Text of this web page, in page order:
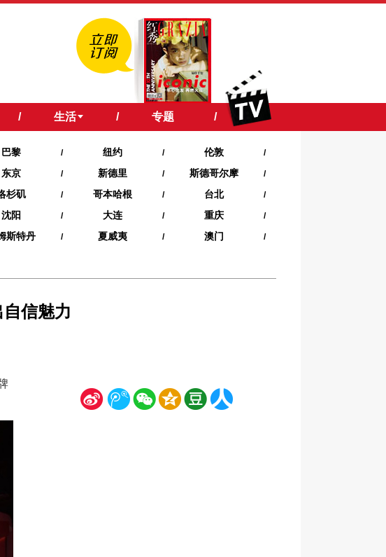
/ 生活 / 专题 /
巴黎 / 纽约 / 伦敦 /
东京 / 新德里 / 斯德哥尔摩 /
杉矶 / 哥本哈根 / 台北 /
沈阳 / 大连 / 重庆 /
斯特丹 / 夏威夷‍ / 澳门 /
信魅力
新 腾 微 空 豆